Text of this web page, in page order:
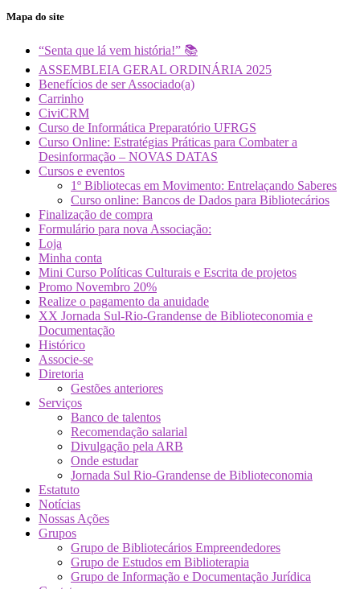
Mapa do site
“Senta que lá vem história!” 📚
ASSEMBLEIA GERAL ORDINÁRIA 2025
Benefícios de ser Associado(a)
Carrinho
CiviCRM
Curso de Informática Preparatório UFRGS
Curso Online: Estratégias Práticas para Combater a
Desinformação – NOVAS DATAS
Cursos e eventos
1º Bibliotecas em Movimento: Entrelaçando Saberes
Curso online: Bancos de Dados para Bibliotecários
Finalização de compra
Formulário para nova Associação:
Loja
Minha conta
Mini Curso Políticas Culturais e Escrita de projetos
Promo Novembro 20%
Realize o pagamento da anuidade
XX Jornada Sul-Rio-Grandense de Biblioteconomia e
Documentação
Histórico
Associe-se
Diretoria
Gestões anteriores
Serviços
Banco de talentos
Recomendação salarial
Divulgação pela ARB
Onde estudar
Jornada Sul Rio-Grandense de Biblioteconomia
Estatuto
Notícias
Nossas Ações
Grupos
Grupo de Bibliotecários Empreendedores
Grupo de Estudos em Biblioterapia
Grupo de Informação e Documentação Jurídica